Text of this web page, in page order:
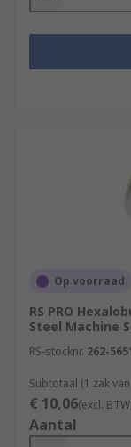
Op voorraad
RS PRO
Steel Machine
RS-stocknr. 262-
Subtotaal (1 zak
€ 10,06(excl.
Aantal